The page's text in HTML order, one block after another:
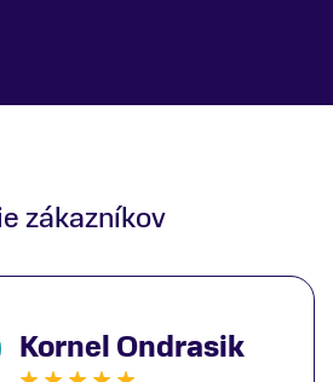
zákazníkov
Kornel Ondrasik